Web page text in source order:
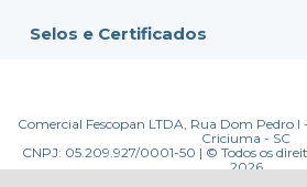
Selos e Certificados
Comercial Fescopan LTDA, Rua Dom Pedro
Criciuma - SC
CNPJ: 05.209.927/0001-50 | © Todos os
2026